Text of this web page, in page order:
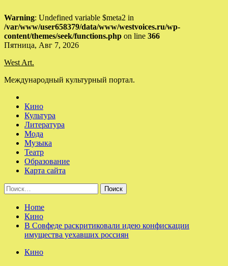
Warning: Undefined variable $meta2 in
/var/www/user658379/data/www/westvoices.ru/wp-
content/themes/seek/functions.php on line 366
Skip
content
Пятница, Авг 7, 2026
West Art.
Международный культурный портал.
Кино
Культура
Литература
Мода
Музыка
Театр
Образование
Карта сайта
Найти:
Home
Кино
В Совфеде раскритиковали идею конфискации
имущества уехавших россиян
Кино